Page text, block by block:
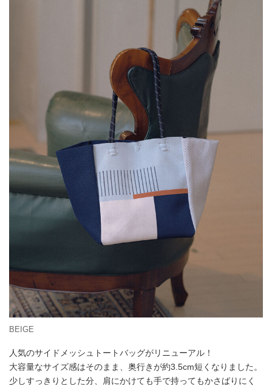
BEIGE
人気のサイドメッシュトートバッグがリニューアル！
大容量なサイズ感はそのまま、奥行きが約3.5cm短くなりました。
少しすっきりとした分、肩にかけても手で持ってもかさばりにく